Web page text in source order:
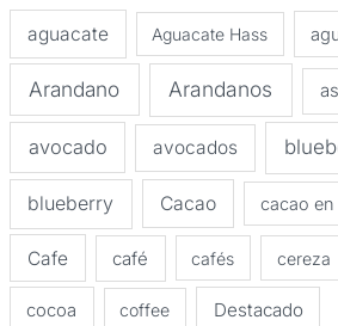
aguacate Aguacate Hass
Arandano Arandanos
avocado avocados
blueberry Cacao cacao
Cafe café cafés cereza
cocoa coffee Destacado